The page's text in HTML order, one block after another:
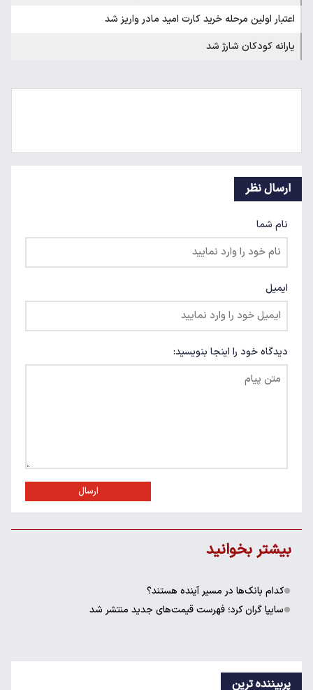
اعتبار اولین مرحله خرید کارت امید مادر واریز شد
یارانه کودکان شارژ شد
ارسال نظر
نام شما
ایمیل
دیدگاه خود را اینجا بنویسید:
ارسال
بیشتر بخوانید
کدام بانک‌ها در مسیر آینده هستند؟
سایپا گران کرد؛ فهرست قیمت‌های جدید منتشر شد
پربیننده ترین